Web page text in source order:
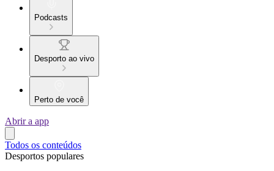
Podcasts
Desporto ao vivo
Perto de você
Abrir a app
Todos os conteúdos
Desportos populares